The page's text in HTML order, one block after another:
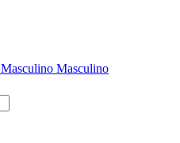
Masculino Masculino